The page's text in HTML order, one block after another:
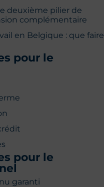
deuxième pilier de
complémentaire
en Belgique : que faire
pour le
pour le
garanti